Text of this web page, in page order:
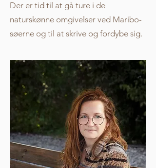
Der er tid til at gå ture i de
naturskønne omgivelser ved Maribo-
søerne og til at skrive og fordybe sig.